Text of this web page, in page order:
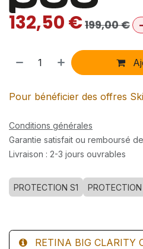
132,50€199,00€
Pour bénéficier des offres
Conditions générales
Garantie satisfait ou remboursé
Livraison : 2-3 jours ouvrables
PROTECTION S1
RETINA BIG CLARITY